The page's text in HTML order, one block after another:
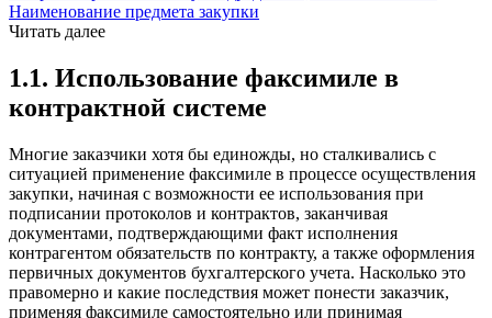
Наименование предмета закупки
Читать далее
1.1. Использование факсимиле в
контрактной системе
Многие заказчики хотя бы единожды, но сталкивались с
ситуацией применение факсимиле в процессе осуществления
закупки, начиная с возможности ее использования при
подписании протоколов и контрактов, заканчивая
документами, подтверждающими факт исполнения
контрагентом обязательств по контракту, а также оформления
первичных документов бухгалтерского учета. Насколько это
правомерно и какие последствия может понести заказчик,
применяя факсимиле самостоятельно или принимая